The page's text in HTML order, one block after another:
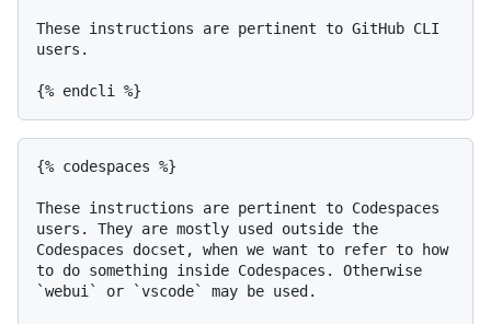
These instructions are pertinent to GitHub CLI
users.
{% codespaces %}
These instructions are pertinent to Codespaces
users. They are mostly used outside the
Codespaces docset, when we want to refer to how
to do something inside Codespaces. Otherwise
`webui` or `vscode` may be used.